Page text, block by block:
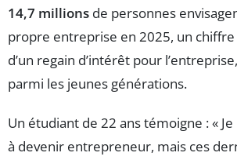
14,7 millions de personnes
propre entreprise en 2025, un
d’un regain d’intérêt pour
parmi les jeunes générations.
Un étudiant de 22 ans témoigne : « Je
à devenir entrepreneur, mais ces